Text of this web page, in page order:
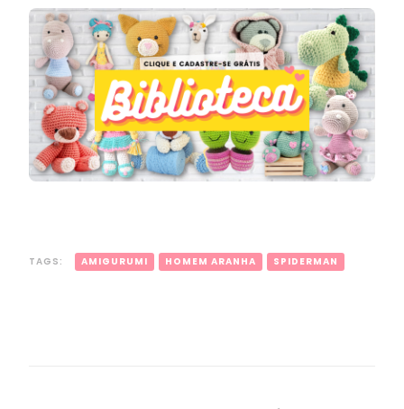
TAGS: AMIGURUMI HOMEM ARANHA SPIDERMAN